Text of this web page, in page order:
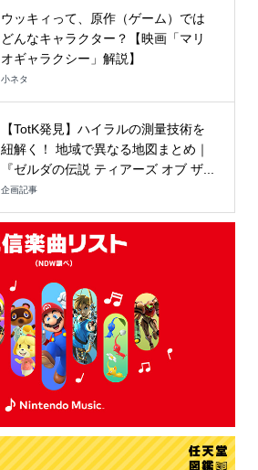
ウッキィって、原作（ゲーム）では
どんなキャラクター？【映画「マリ
オギャラクシー」解説】
小ネタ
【TotK発見】ハイラルの測量技術を
紐解く！ 地域で異なる地図まとめ｜
『ゼルダの伝説 ティアーズ オブ ザ...
企画記事